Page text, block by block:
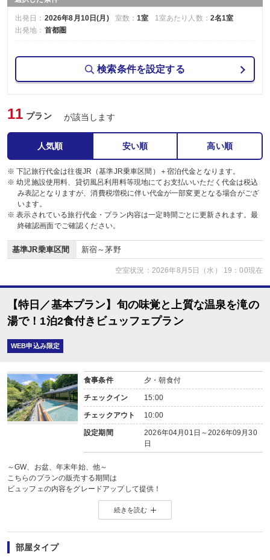
出発日： 2026年8月10日(月) 室数：1室 1室あたり人数： 2名1室
出発地： 首都圏
検索条件を設定する
11 プラン が該当します
人気順 安い順 高い順
※ 下記旅行代金は往復JR（基準JR乗車区間）＋宿泊代金となります。
※ 幼児施設使用料、貸切風呂利用料等現地にてお支払いいただく代金は税込
み表記となりますが、消費税増税に伴い代金が一部変更となる場合がござ
います。
※ 表示されている旅行代金・プラン内容は一定時間ごとに更新されます。最
終確認画面でご確認ください。
基準JR乗車区間 新宿～茅野
空室状況：2026年8月5日（水） 19：00現在
【特日／基本プラン】旬の味覚と上質な温泉を滝の
湯で！1泊2食付きビュッフェプラン
WEB申込み限定
食事条件 夕・朝食付
チェックイン 15:00
チェックアウト 10:00
設定期間
2026年04月01日～2026年09月30
日
～GW、お盆、年末年始、他～
こちらのプランの販売する期間は
ビュッフェの内容をグレードアップして提供！
人気日だからこそ豪華にお食事を♪
ご夕食ご朝食とも四季の食材が並ぶレストラン『エルバージュ』にてホテル自
和食、洋食、郷土料理、デザートなど70種類以上から、お好きなものをご自由
続きを読む
部屋タイプ